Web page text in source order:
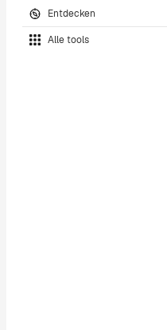
Entdecken
Alle tools